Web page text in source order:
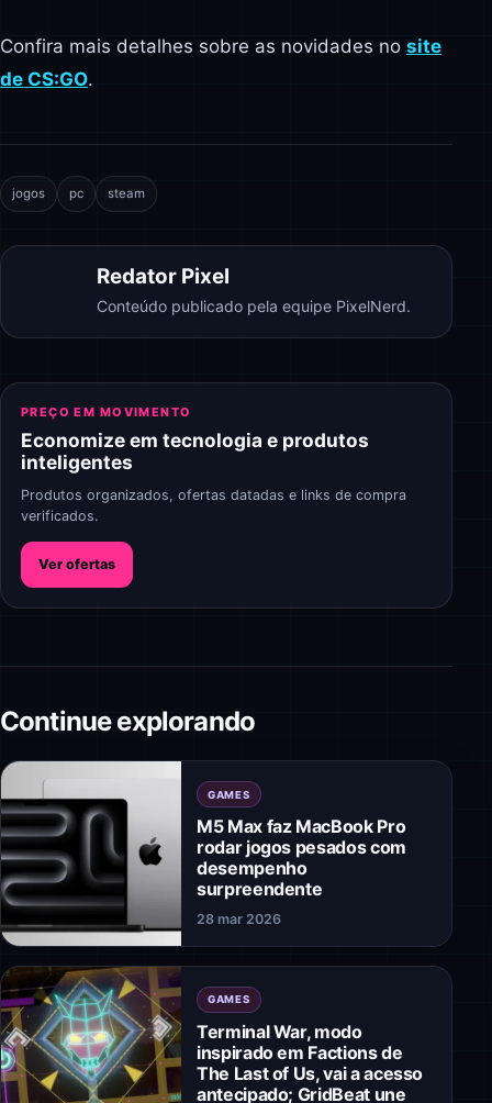
Confira mais detalhes sobre as novidades no site
de CS:GO.
jogos pc steam
Redator Pixel
Conteúdo publicado pela equipe PixelNerd.
PREÇO EM MOVIMENTO
Economize em tecnologia e produtos
inteligentes
Produtos organizados, ofertas datadas e links de compra
verificados.
Ver ofertas
Continue explorando
GAMES
M5 Max faz MacBook Pro
rodar jogos pesados com
desempenho
surpreendente
28 mar 2026
GAMES
Terminal War, modo
inspirado em Factions de
The Last of Us, vai a acesso
antecipado; GridBeat une